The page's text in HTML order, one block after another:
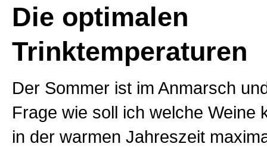
Die optimalen
Trinktemperaturen
Der Sommer ist im Anmarsch
Frage wie soll ich welche Weine
in der warmen Jahreszeit